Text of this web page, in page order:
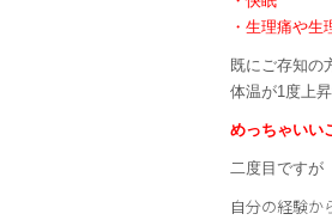
・生理痛や生
既にご存知の
体温が1度上
めっちゃいい
二度目ですが
自分の経験か